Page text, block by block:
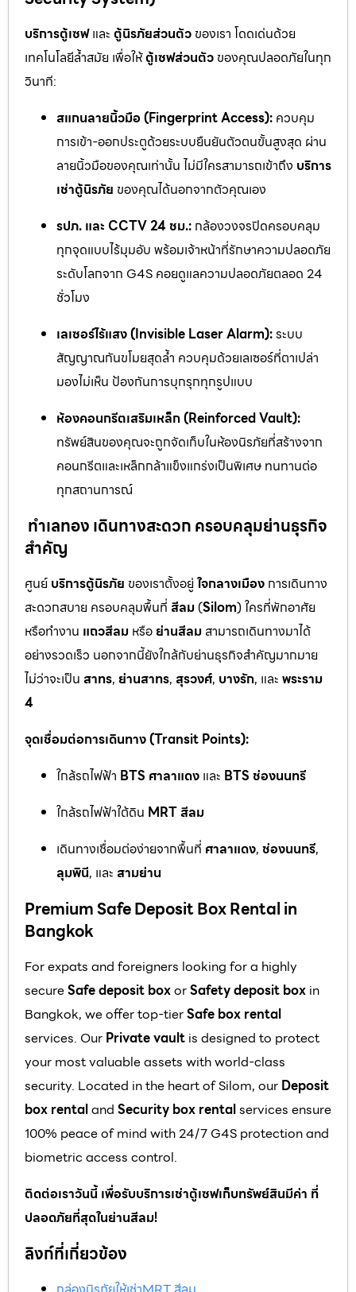
บริการตู้เซฟและ ตู้นิรภัยส่วนตัว ของเรา โดดเด่นด้วย
เทคโนโลยีล้ำสมัย เพื่อให้ตู้เซฟส่วนตัว ของคุณปลอดภัยในทุก
วินาที:
สแกนลายนิ้วมือ (Fingerprint Access): ควบคุม
การเข้า-ออกประตูด้วยระบบยืนยันตัวตนขั้นสูงสุด ผ่าน
ลายนิ้วมือของคุณเท่านั้น ไม่มีใครสามารถเข้าถึง บริการ
เช่าตู้นิรภัย ของคุณได้นอกจากตัวคุณเอง
รปภ. และ CCTV 24 ชม.: กล้องวงจรปิดครอบคลุม
ทุกจุดแบบไร้มุมอับ พร้อมเจ้าหน้าที่รักษาความปลอดภัย
ระดับโลกจาก G4S คอยดูแลความปลอดภัยตลอด 24
ชั่วโมง
เลเซอร์ไร้แสง (Invisible Laser Alarm):ระบบ
สัญญาณกันขโมยสุดล้ำ ควบคุมด้วยเลเซอร์ที่ตาเปล่า
มองไม่เห็น ป้องกันการบุกรุกทุกรูปแบบ
ห้องคอนกรีตเสริมเหล็ก (Reinforced Vault):
ทรัพย์สินของคุณจะถูกจัดเก็บในห้องนิรภัยที่สร้างจาก
คอนกรีตและเหล็กกล้าแข็งแกร่งเป็นพิเศษ ทนทานต่อ
ทุกสถานการณ์
ทำเลทอง เดินทางสะดวก ครอบคลุมย่านธุรกิจ
สำคัญ
ศูนย์ บริการตู้นิรภัย ของเราตั้งอยู่ ใจกลางเมือง การเดินทาง
สะดวกสบาย ครอบคลุมพื้นที่ สีลม(Silom) ใครที่พักอาศัย
หรือทำงาน แถวสีลม หรือย่านสีลม สามารถเดินทางมาได้
อย่างรวดเร็ว นอกจากนี้ยังใกล้กับย่านธุรกิจสำคัญมากมาย
ไม่ว่าจะเป็น สาทร, ย่านสาทร, สุรวงศ์, บางรัก, และ พระราม
4
จุดเชื่อมต่อการเดินทาง (Transit Points):
ใกล้รถไฟฟ้า BTS ศาลาแดง และ BTS ช่องนนทรี
ใกล้รถไฟฟ้าใต้ดิน MRT สีลม
เดินทางเชื่อมต่อง่ายจากพื้นที่ ศาลาแดง, ช่องนนทรี,
ลุมพินี, และ สามย่าน
Premium Safe Deposit Box Rental in
Bangkok
For expats and foreigners looking for a highly
secureSafe deposit boxorSafety deposit box in
Bangkok, we offer top-tierSafe box rental
services. Our Private vault is designed to protect
your most valuable assets with world-class
security. Located in the heart of Silom, our Deposit
box rentaland Security box rentalservices ensure
100% peace of mind with 24/7 G4S protection and
biometric access control.
ติดต่อเราวันนี้ เพื่อรับบริการเช่าตู้เซฟเก็บทรัพย์สินมีค่า ที่
ปลอดภัยที่สุดในย่านสีลม!
ลิงก์ที่เกี่ยวข้อง